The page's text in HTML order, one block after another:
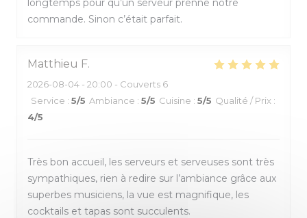
longtemps pour qu’un serveur prenne notre
commande. Sinon c’était parfait.
Matthieu F
2026-08-04 - 20:00 - Couverts 6
Service : 5/5 Ambiance : 5/5 Cuisine : 5/5 Qualité / Prix :
4/5
Très bon accueil, les serveurs et serveuses sont très
sympathiques, rien à redire sur l’ambiance grâce aux
superbes musiciens, la vue est magnifique, les
cocktails et tapas sont succulents.